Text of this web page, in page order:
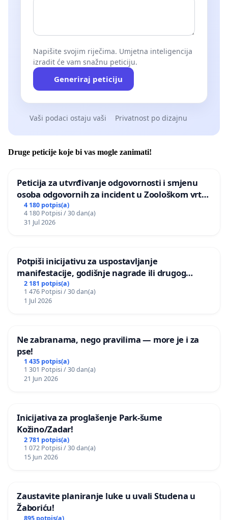
Napišite svojim riječima. Umjetna inteligencija
izradit će vam snažnu peticiju.
Generiraj peticiju
Vaši podaci ostaju vaši Privatnost po dizajnu
Druge peticije koje bi vas mogle zanimati!
Peticija za utvrđivanje odgovornosti i smjenu
osoba odgovornih za incident u Zoološkom vrtu
Grada Zagreba
4 180 potpis(a)
4 180 Potpisi / 30 dan(a)
31 Jul 2026
Potpiši inicijativu za uspostavljanje
manifestacije, godišnje nagrade ili drugog
javnog događaja „Edin Avdić“ u Sarajevu
2 181 potpis(a)
1 476 Potpisi / 30 dan(a)
1 Jul 2026
Ne zabranama, nego pravilima — more je i za
pse!
1 435 potpis(a)
1 301 Potpisi / 30 dan(a)
21 Jun 2026
Inicijativa za proglašenje Park-šume
Kožino/Zadar!
2 781 potpis(a)
1 072 Potpisi / 30 dan(a)
15 Jun 2026
Zaustavite planiranje luke u uvali Studena u
Žaboriću!
895 potpis(a)